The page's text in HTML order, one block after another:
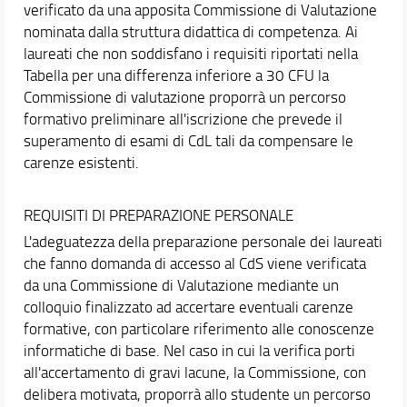
verificato da una apposita Commissione di Valutazione
nominata dalla struttura didattica di competenza. Ai
laureati che non soddisfano i requisiti riportati nella
Tabella per una differenza inferiore a 30 CFU la
Commissione di valutazione proporrà un percorso
formativo preliminare all'iscrizione che prevede il
superamento di esami di CdL tali da compensare le
carenze esistenti.
REQUISITI DI PREPARAZIONE PERSONALE
L'adeguatezza della preparazione personale dei laureati
che fanno domanda di accesso al CdS viene verificata
da una Commissione di Valutazione mediante un
colloquio finalizzato ad accertare eventuali carenze
formative, con particolare riferimento alle conoscenze
informatiche di base. Nel caso in cui la verifica porti
all'accertamento di gravi lacune, la Commissione, con
delibera motivata, proporrà allo studente un percorso